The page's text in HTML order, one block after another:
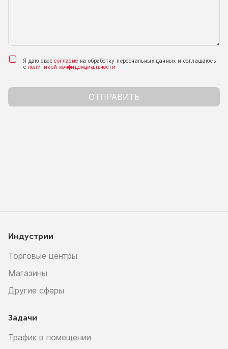
Я даю своесогласие на обработку персональных данных и соглашаюсь
с политикой конфиденциальности
ОТПРАВИТЬ
Индустрии
Торговые центры
Магазины
Другие сферы
Задачи
Трафик в помещении